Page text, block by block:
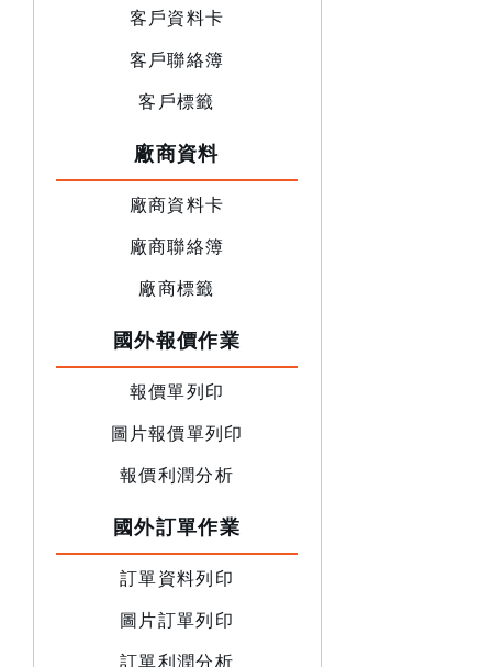
客戶資料卡
客戶聯絡簿
客戶標籤
廠商資料
廠商資料卡
廠商聯絡簿
廠商標籤
國外報價作業
報價單列印
圖片報價單列印
報價利潤分析
國外訂單作業
訂單資料列印
圖片訂單列印
訂單利潤分析